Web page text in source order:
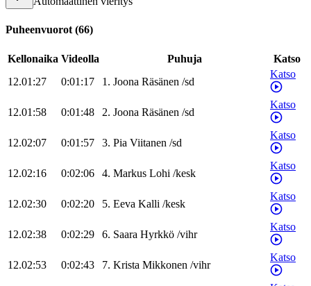
Puheenvuorot (66)
Kellonaika Videolla Puhuja
Katso
12.01:27
0:01:17 1. Joona Räsänen /sd
Katso
12.01:58 0:01:48 2. Joona Räsänen /sd
Katso
12.02:07 0:01:57 3. Pia Viitanen /sd
Katso
12.02:16 0:02:06 4. Markus Lohi /kesk
Katso
12.02:30 0:02:20 5. Eeva Kalli /kesk
Katso
12.02:38 0:02:29 6. Saara Hyrkkö /vihr
Katso
12.02:53 0:02:43 7. Krista Mikkonen /vihr
Katso